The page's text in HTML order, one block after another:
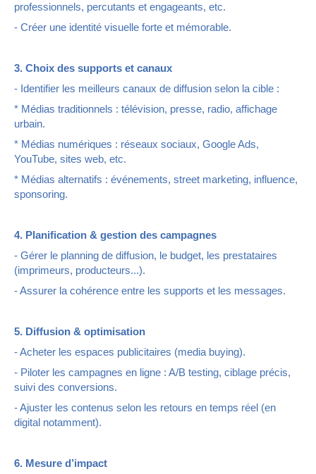
professionnels, percutants et engageants, etc.
- Créer une identité visuelle forte et mémorable.
3. Choix des supports et canaux
- Identifier les meilleurs canaux de diffusion selon la cible :
* Médias traditionnels : télévision, presse, radio, affichage
urbain.
* Médias numériques : réseaux sociaux, Google Ads,
YouTube, sites web, etc.
* Médias alternatifs : événements, street marketing, influence,
sponsoring.
4. Planification & gestion des campagnes
- Gérer le planning de diffusion, le budget, les prestataires
(imprimeurs, producteurs...).
- Assurer la cohérence entre les supports et les messages.
5. Diffusion & optimisation
- Acheter les espaces publicitaires (media buying).
- Piloter les campagnes en ligne : A/B testing, ciblage précis,
suivi des conversions.
- Ajuster les contenus selon les retours en temps réel (en
digital notamment).
6. Mesure d’impact